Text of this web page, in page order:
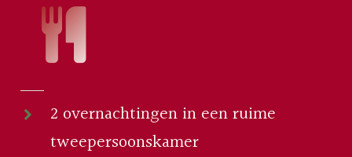
2 overnachtingen in een ruime
tweepersoonskamer